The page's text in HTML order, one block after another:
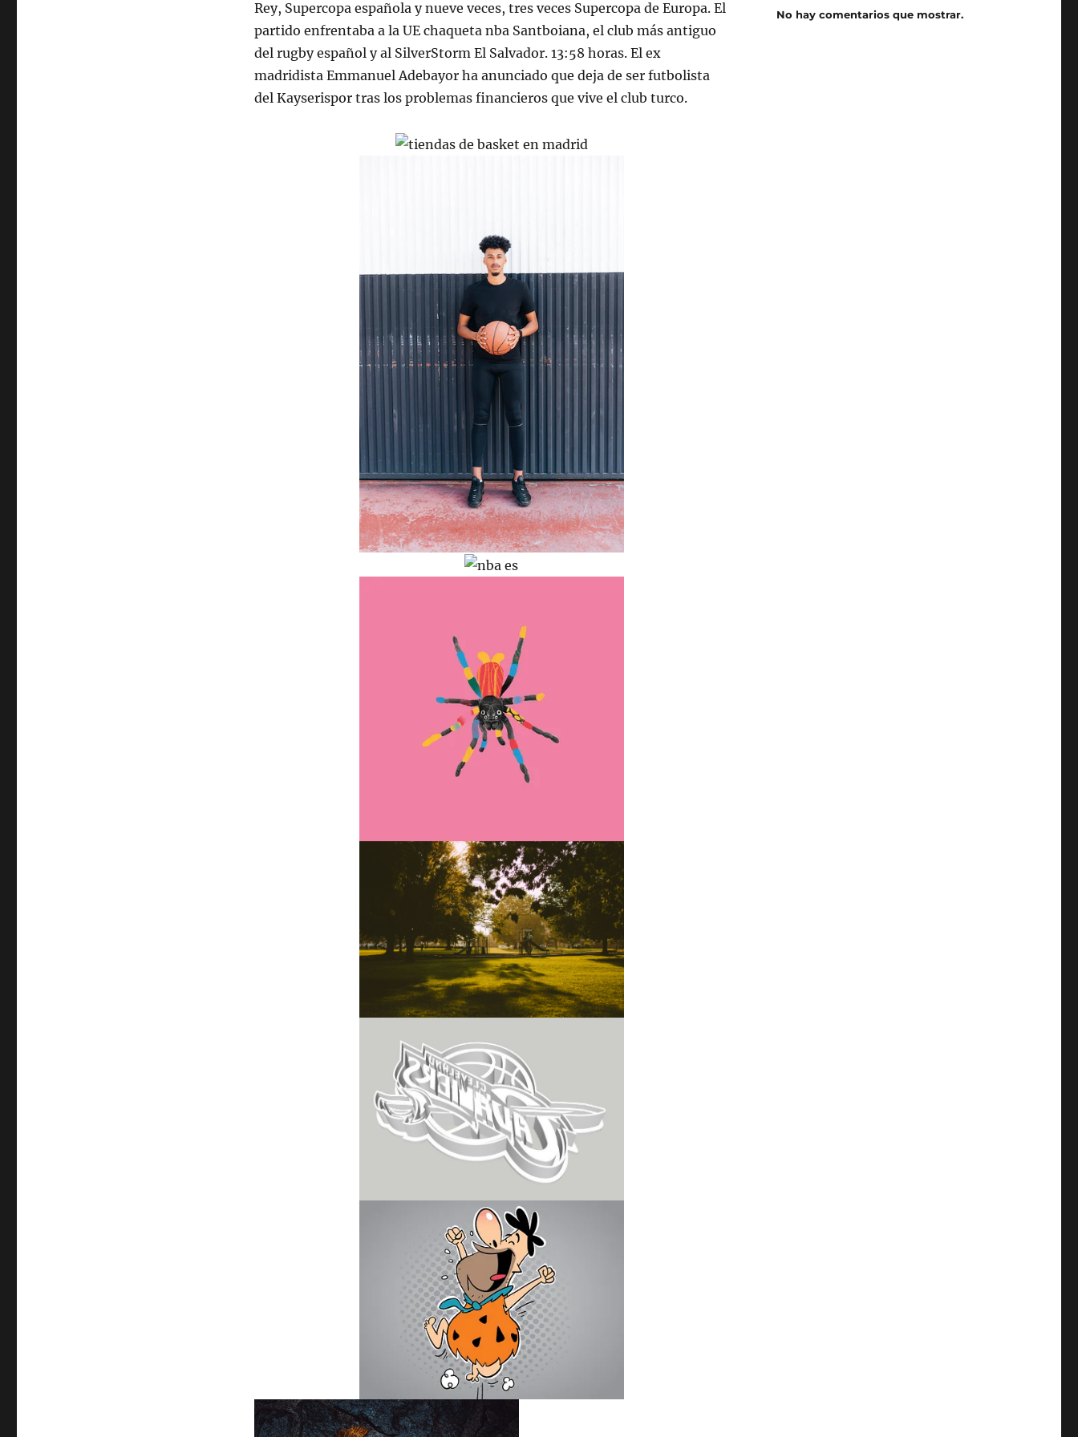
Rey, Supercopa española y nueve veces, tres veces Supercopa de Europa. El
partido enfrentaba a la UE chaqueta nba Santboiana, el club más antiguo
del rugby español y al SilverStorm El Salvador. 13:58 horas. El ex
madridista Emmanuel Adebayor ha anunciado que deja de ser futbolista
del Kayserispor tras los problemas financieros que vive el club turco.
No hay comentarios que mostrar.